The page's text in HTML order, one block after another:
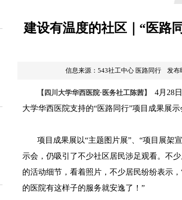
建设有温度的社区｜“医路
信息来源： 543社工中心 医路同行发布
【四川大学华西医院·医务社工陈茜】 4月28
大学华西医院支持的“医路同行”项目成果展
项目成果展以“主题图片展”、“项目展架
示会，仍吸引了不少社区居民涉足观看。不
的活动细节，看着照片，不少居民纷纷表示
的医院有这样子的服务就安逸了！”